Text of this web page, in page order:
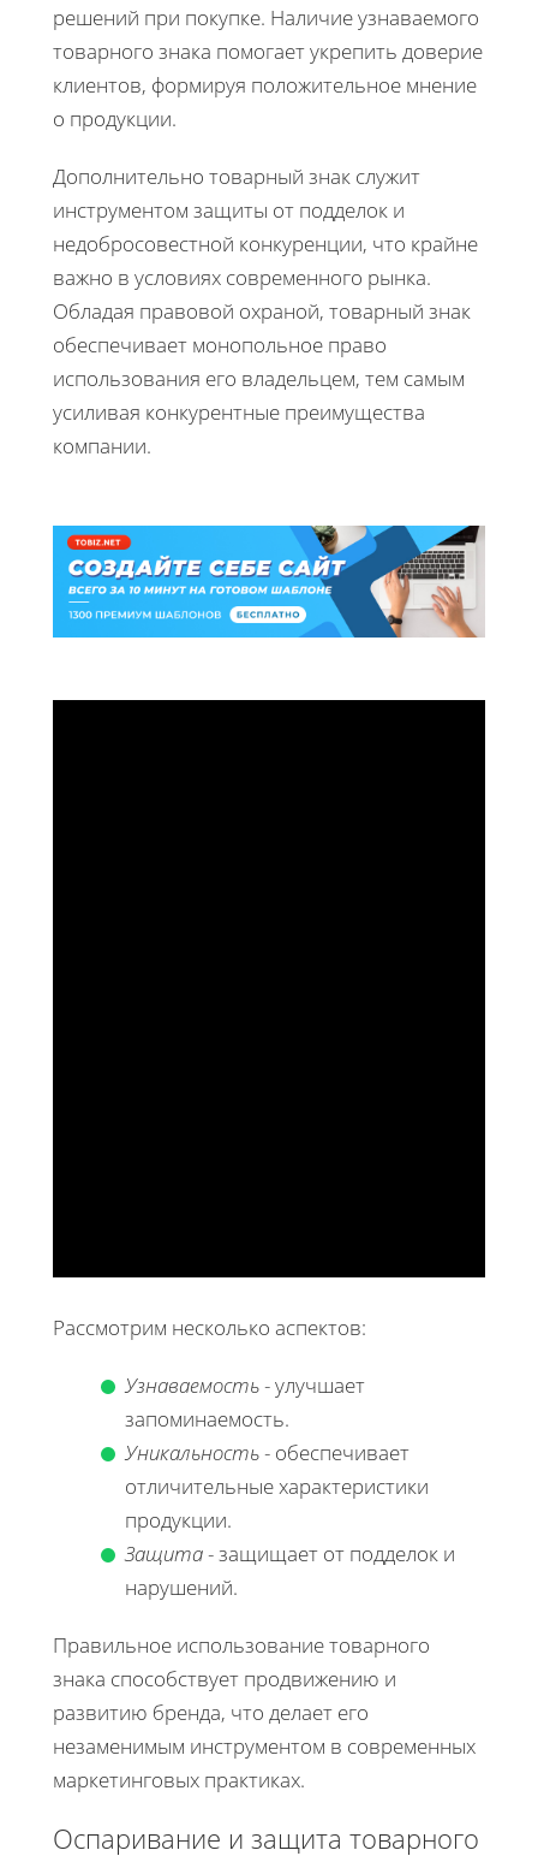
решений при покупке. Наличие узнаваемого
товарного знака помогает укрепить доверие
клиентов, формируя положительное мнение
о продукции.
Дополнительно товарный знак служит
инструментом защиты от подделок и
недобросовестной конкуренции, что крайне
важно в условиях современного рынка.
Обладая правовой охраной, товарный знак
обеспечивает монопольное право
использования его владельцем, тем самым
усиливая конкурентные преимущества
компании.
Рассмотрим несколько аспектов:
Узнаваемость- улучшает
запоминаемость.
Уникальность- обеспечивает
отличительные характеристики
продукции.
Защита- защищает от подделок и
нарушений.
Правильное использование товарного
знака способствует продвижению и
развитию бренда, что делает его
незаменимым инструментом в современных
маркетинговых практиках.
Оспаривание и защита товарного